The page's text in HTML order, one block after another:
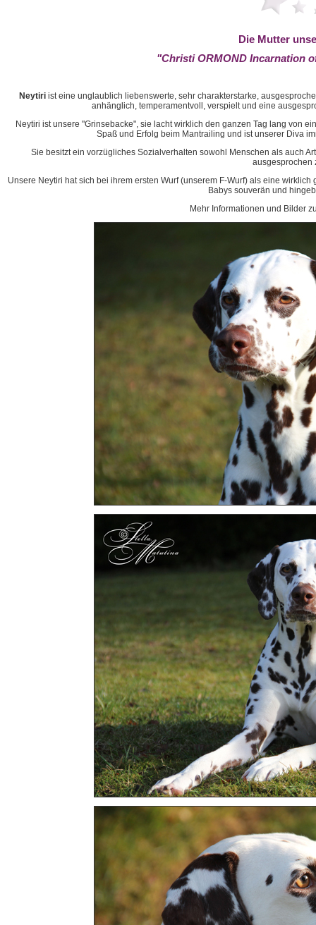
Die Mutter
"Christi ORMOND Incarnation
Neytiri ist eine unglaublich liebenswerte, sehr charakterstarke,
anhänglich, temperamentvoll, verspielt und eine
Neytiri ist unsere "Grinsebacke", sie lacht wirklich den ganzen Tag lang von
Spaß und Erfolg beim Mantrailing und ist unserer Diva
Sie besitzt ein vorzügliches Sozialverhalten sowohl Menschen als auch
ausgesprochen
Unsere Neytiri hat sich bei ihrem ersten Wurf (unserem F-Wurf) als eine
Babys souverän und
Mehr Informationen und Bilder